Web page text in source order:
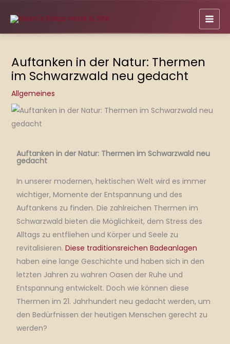
Inhalt
springen
Auftanken in der Natur: Thermen
im Schwarzwald neu gedacht
Allgemeines
Auftanken in der Natur: Thermen im Schwarzwald neu
gedacht
In unserer modernen, hektischen Welt wird es immer
wichtiger, Momente der Entspannung und des
Auftankens zu finden. Die zahlreichen Thermen im
Schwarzwald bieten die Möglichkeit, dem Stress des
Alltags zu entfliehen und Körper und Seele zu
revitalisieren. Diese traditionsreichen Badeanlagen
haben eine lange Geschichte und haben sich in den
letzten Jahren zu wahren Oasen der Ruhe und
Entspannung entwickelt. Doch wie können diese
Thermen im 21. Jahrhundert neu gedacht werden, um
den Bedürfnissen der heutigen Menschen gerecht zu
werden?